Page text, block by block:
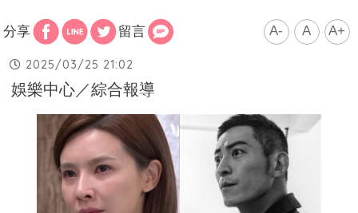
分享 留言 A- A A+
2025/03/25 21:02
娛樂中心／綜合報導